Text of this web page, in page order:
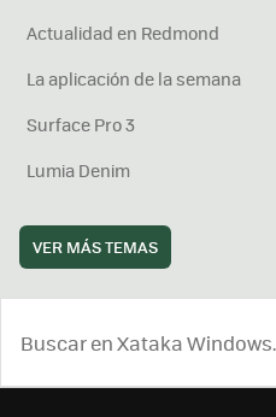
Actualidad en Redmond
La aplicación de la semana
Surface Pro 3
Lumia Denim
VER MÁS TEMAS